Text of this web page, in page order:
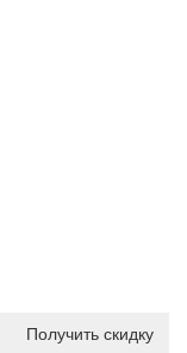
Получить скидку